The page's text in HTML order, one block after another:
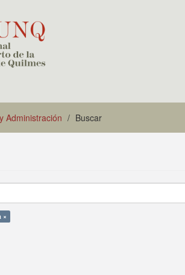
Administración Buscar
×